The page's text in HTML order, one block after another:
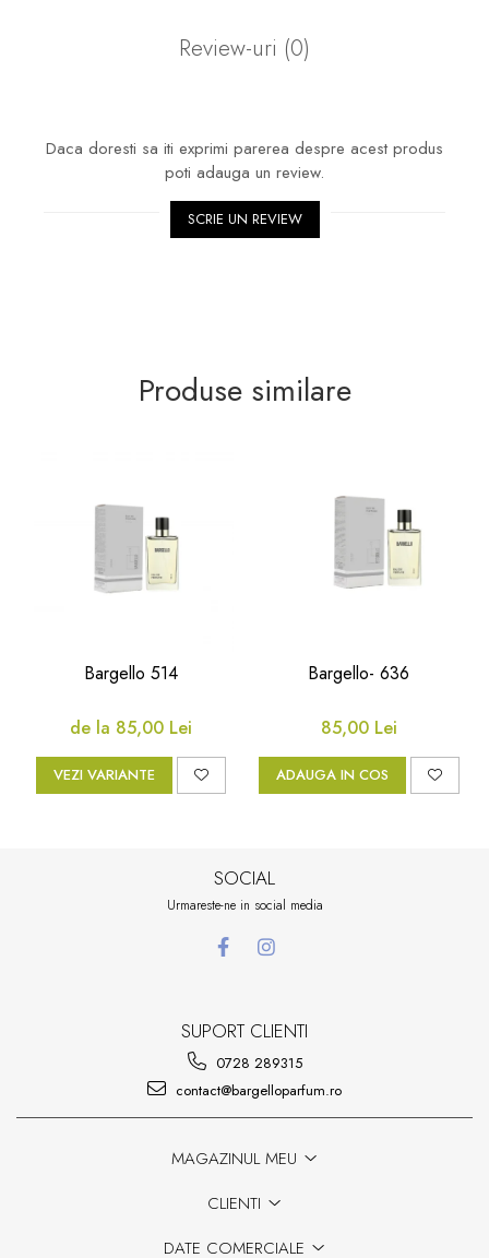
Review-uri (0)
Daca doresti sa iti exprimi parerea despre acest produs
poti adauga un review.
SCRIE UN REVIEW
Produse similare
Bargello 514
de la 85,00 Lei
VEZI VARIANTE
Bargello- 636
85,00 Lei
ADAUGA IN COS
SOCIAL
Urmareste-ne in social media
SUPORT CLIENTI
0728 289315
contact@bargelloparfum.ro
MAGAZINUL MEU
CLIENTI
DATE COMERCIALE